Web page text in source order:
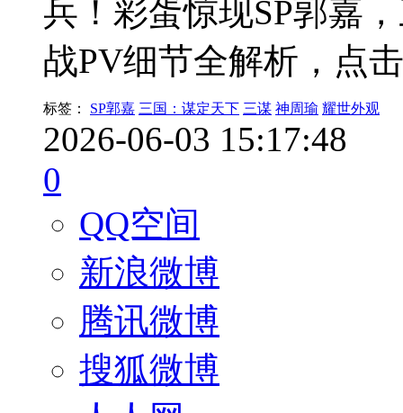
兵！彩蛋惊现SP郭嘉
战PV细节全解析，点
标签： SP郭嘉 三国：谋定天下 三谋 神周瑜 耀世外观
2026-06-03 15:17:48
0
QQ空间
新浪微博
腾讯微博
搜狐微博